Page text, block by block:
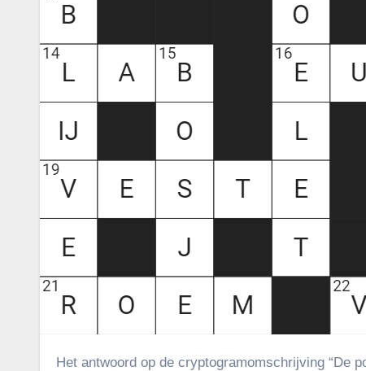
Het antwoord op de cryptogramomschrijving “De